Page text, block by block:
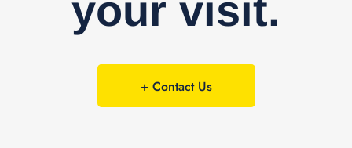
your visit.
+ Contact Us